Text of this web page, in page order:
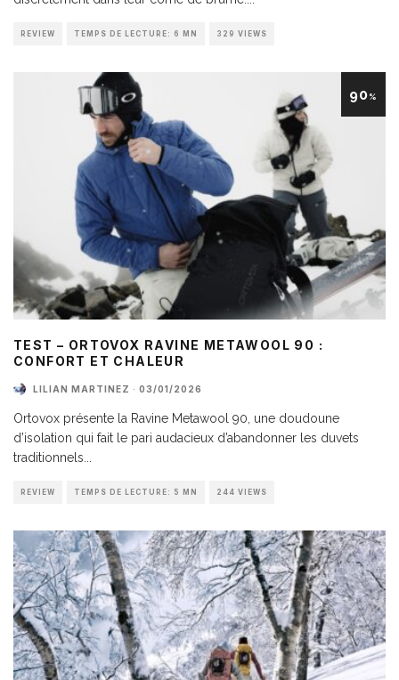
REVIEW TEMPS DE LECTURE: 6 MN 329 VIEWS
90%
TEST – ORTOVOX RAVINE METAWOOL 90 :
CONFORT ET CHALEUR
LILIAN MARTINEZ · 03/01/2026
Ortovox présente la Ravine Metawool 90, une doudoune
d’isolation qui fait le pari audacieux d’abandonner les duvets
traditionnels...
REVIEW TEMPS DE LECTURE: 5 MN 244 VIEWS